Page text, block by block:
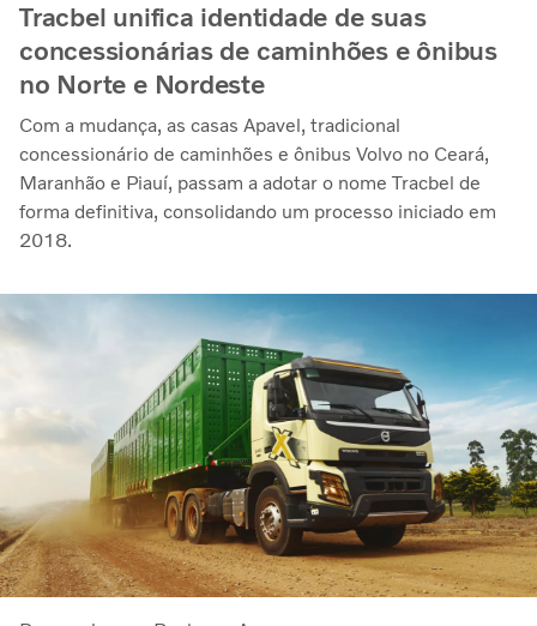
Tracbel unifica identidade de suas
concessionárias de caminhões e ônibus
no Norte e Nordeste
Com a mudança, as casas Apavel, tradicional
concessionário de caminhões e ônibus Volvo no Ceará,
Maranhão e Piauí, passam a adotar o nome Tracbel de
forma definitiva, consolidando um processo iniciado em
2018.